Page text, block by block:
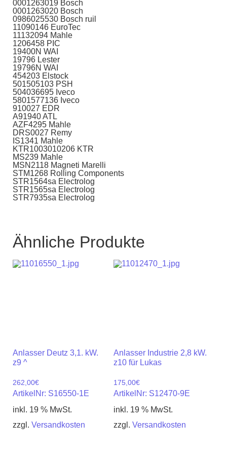
0001263019 Bosch
0001263020 Bosch
0986025530 Bosch ruil
11090146 EuroTec
11132094 Mahle
1206458 PIC
19400N WAI
19796 Lester
19796N WAI
454203 Elstock
501505103 PSH
504036695 Iveco
5801577136 Iveco
910027 EDR
A91940 ATL
AZF4295 Mahle
DRS0027 Remy
IS1341 Mahle
KTR1003010206 KTR
MS239 Mahle
MSN2118 Magneti Marelli
STM1268 Rolling Components
STR1564sa Electrolog
STR1565sa Electrolog
STR7935sa Electrolog
Ähnliche Produkte
Anlasser Deutz 3,1. kW.
z9 ^
262,00€
ArtikelNr: S16550-1E
inkl. 19 % MwSt.
zzgl. Versandkosten
Anlasser Industrie 2,8 kW.
z10 für Lukas
175,00€
ArtikelNr: S12470-9E
inkl. 19 % MwSt.
zzgl. Versandkosten